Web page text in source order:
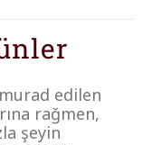
edilen
rağmen,
şeyin